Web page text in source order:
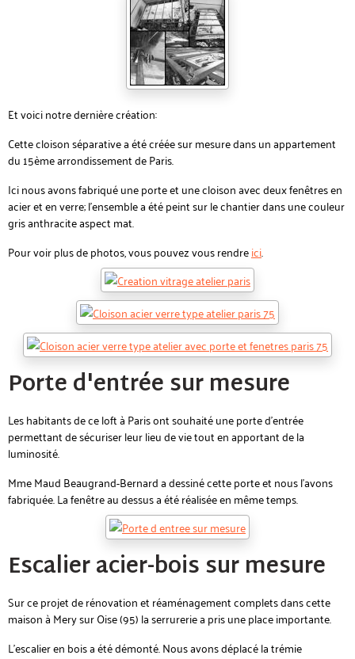
Et voici notre dernière création:
Cette cloison séparative a été créée sur mesure dans un appartement
du 15ème arrondissement de Paris.
Ici nous avons fabriqué une porte et une cloison avec deux fenêtres en
acier et en verre; l'ensemble a été peint sur le chantier dans une couleur
gris anthracite aspect mat.
Pour voir plus de photos, vous pouvez vous rendreici.
Porte d'entrée sur mesure
Les habitants de ce loft à Paris ont souhaité une porte d'entrée
permettant de sécuriser leur lieu de vie tout en apportant de la
luminosité.
Mme Maud Beaugrand-Bernard a dessiné cette porte et nous l'avons
fabriquée. La fenêtre au dessus a été réalisée en même temps.
Escalier acier-bois sur mesure
Sur ce projet de rénovation et réaménagement complets dans cette
maison à Mery sur Oise (95) la serrurerie a pris une place importante.
L'escalier en bois a été démonté. Nous avons déplacé la trémie